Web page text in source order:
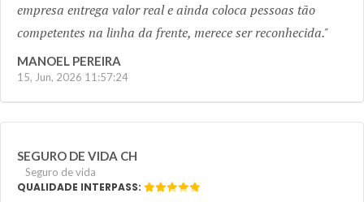
empresa entrega valor real e ainda coloca pessoas tão
competentes na linha da frente, merece ser reconhecida.
MANOEL PEREIRA
15, Jun, 2026 11:57:24
SEGURO DE VIDA CH
Seguro de vida
QUALIDADE INTERPASS: